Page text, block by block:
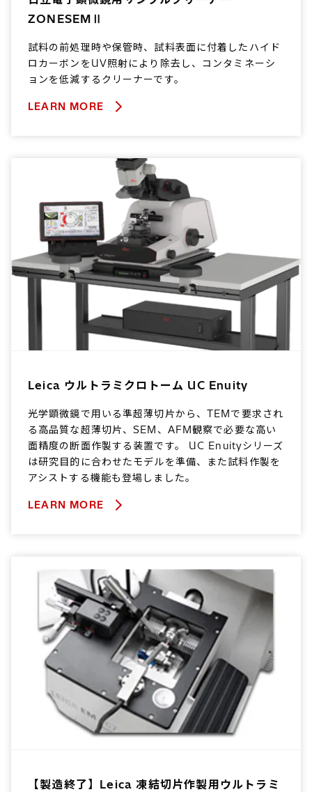
ZONESEMⅡ
試料の前処理時や保管時、試料表面に付着したハイド
ロカーボンをUV照射により除去し、コンタミネーシ
ョンを低減するクリーナーです。
LEARN MORE
Leica ウルトラミクロトーム UC Enuity
光学顕微鏡で用いる準超薄切片から、TEMで要求され
る高品質な超薄切片、SEM、AFM観察で必要な高い
面精度の断面作製する装置です。 UC Enuityシリーズ
は研究目的に合わせたモデルを準備、また試料作製を
アシストする機能も登場しました。
LEARN MORE
【製造終了】Leica 凍結切片作製用ウルトラミ